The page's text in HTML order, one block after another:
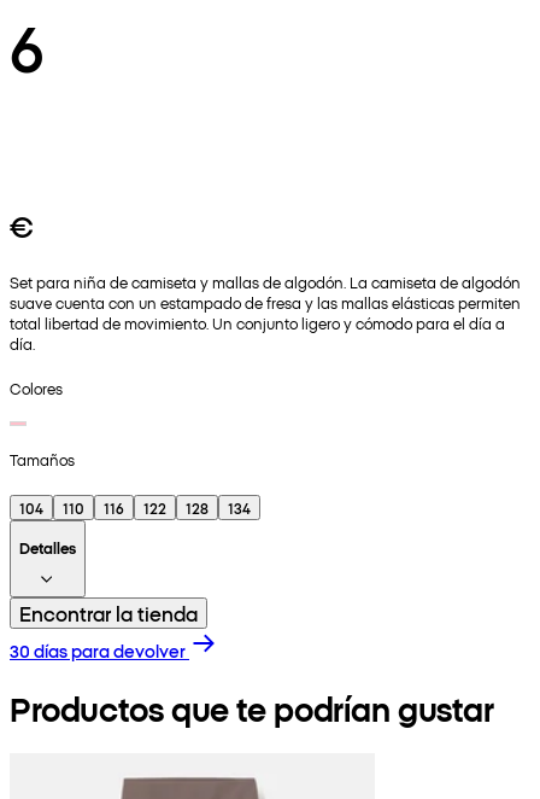
6
€
Set para niña de camiseta y mallas de algodón. La camiseta de algodón
suave cuenta con un estampado de fresa y las mallas elásticas permiten
total libertad de movimiento. Un conjunto ligero y cómodo para el día a
día.
Colores
Tamaños
104 110 116 122 128
134
Detalles
Encontrar la tienda
30 días para devolver
Productos que te podrían gustar